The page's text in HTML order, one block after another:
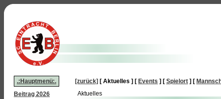
.:Hauptmenü:. [zurück] [ Aktuelles ] [ Events ] [ Spielort ] [
Beitrag 2026
Aktuelles